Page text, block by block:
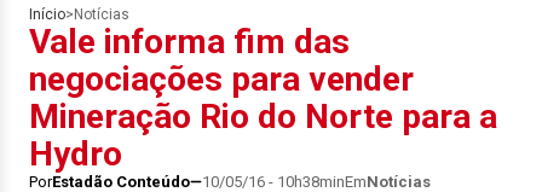
Início> Notícias
Vale informa fim das
negociações para vender
Mineração Rio do Norte para a
Hydro
PorEstadão Conteúdo 10/05/16 - 10h38minEmNotícias